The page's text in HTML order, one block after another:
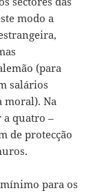
modo a
(para
salários
moral). Na
a quatro –
de protecção
para os